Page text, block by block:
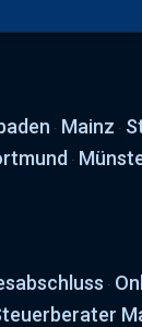
· Mainz ·
·
·